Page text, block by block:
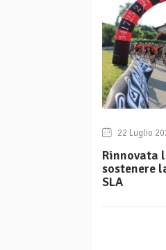
22 Luglio
Rinnovata
sostenere
SLA